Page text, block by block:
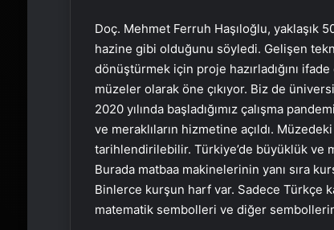
Doç. Mehmet Ferruh Haşıloğlu, yaklaşık
hazine gibi olduğunu söyledi. Gelişen
dönüştürmek için proje hazırladığını
müzeler olarak öne çıkıyor. Biz de
2020 yılında başladığımız çalışma
ve meraklıların hizmetine açıldı.
tarihlendirilebilir. Türkiye’de büyüklük ve
Burada matbaa makinelerinin yanı sıra
Binlerce kurşun harf var. Sadece Türkçe
matematik sembolleri ve diğer